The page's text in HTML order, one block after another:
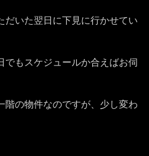
だいた翌日に下見に行かせてい
もスケジュールか合えばお伺
階の物件なのですが、少し変わ